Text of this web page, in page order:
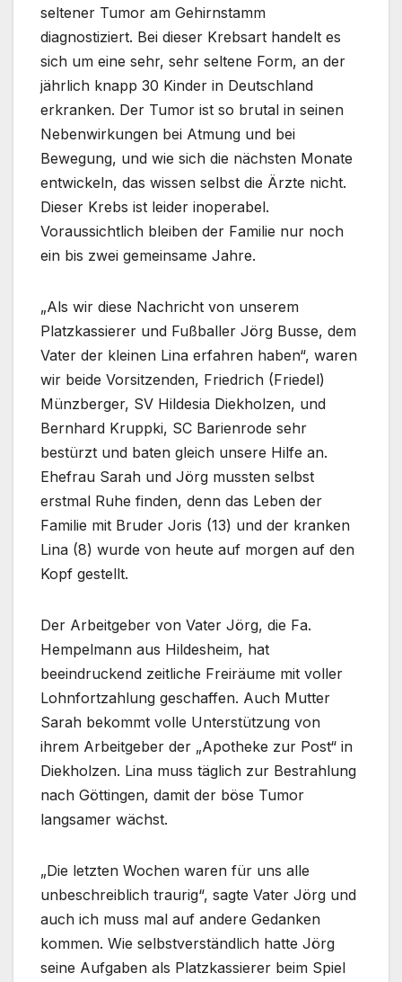
seltener Tumor am Gehirnstamm
diagnostiziert. Bei dieser Krebsart handelt es
sich um eine sehr, sehr seltene Form, an der
jährlich knapp 30 Kinder in Deutschland
erkranken. Der Tumor ist so brutal in seinen
Nebenwirkungen bei Atmung und bei
Bewegung, und wie sich die nächsten Monate
entwickeln, das wissen selbst die Ärzte nicht.
Dieser Krebs ist leider inoperabel.
Voraussichtlich bleiben der Familie nur noch
ein bis zwei gemeinsame Jahre.
„Als wir diese Nachricht von unserem
Platzkassierer und Fußballer Jörg Busse, dem
Vater der kleinen Lina erfahren haben“, waren
wir beide Vorsitzenden, Friedrich (Friedel)
Münzberger, SV Hildesia Diekholzen, und
Bernhard Kruppki, SC Barienrode sehr
bestürzt und baten gleich unsere Hilfe an.
Ehefrau Sarah und Jörg mussten selbst
erstmal Ruhe finden, denn das Leben der
Familie mit Bruder Joris (13) und der kranken
Lina (8) wurde von heute auf morgen auf den
Kopf gestellt.
Der Arbeitgeber von Vater Jörg, die Fa.
Hempelmann aus Hildesheim, hat
beeindruckend zeitliche Freiräume mit voller
Lohnfortzahlung geschaffen. Auch Mutter
Sarah bekommt volle Unterstützung von
ihrem Arbeitgeber der „Apotheke zur Post“ in
Diekholzen. Lina muss täglich zur Bestrahlung
nach Göttingen, damit der böse Tumor
langsamer wächst.
„Die letzten Wochen waren für uns alle
unbeschreiblich traurig“, sagte Vater Jörg und
auch ich muss mal auf andere Gedanken
kommen. Wie selbstverständlich hatte Jörg
seine Aufgaben als Platzkassierer beim Spiel